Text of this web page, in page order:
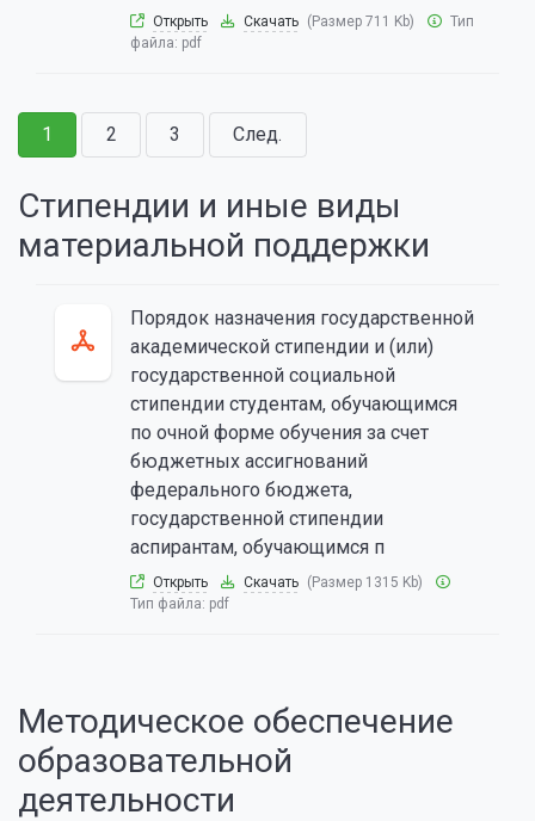
Открыть Скачать (Размер 711 Kb)
Тип
файла: pdf
1 2 3 След.
Стипендии и иные виды
материальной поддержки
Порядок назначения государственной
академической стипендии и (или)
государственной социальной
стипендии студентам, обучающимся
по очной форме обучения за счет
бюджетных ассигнований
федерального бюджета,
государственной стипендии
аспирантам, обучающимся п
Открыть Скачать (Размер 1315 Kb)
Тип файла: pdf
Методическое обеспечение
образовательной
деятельности